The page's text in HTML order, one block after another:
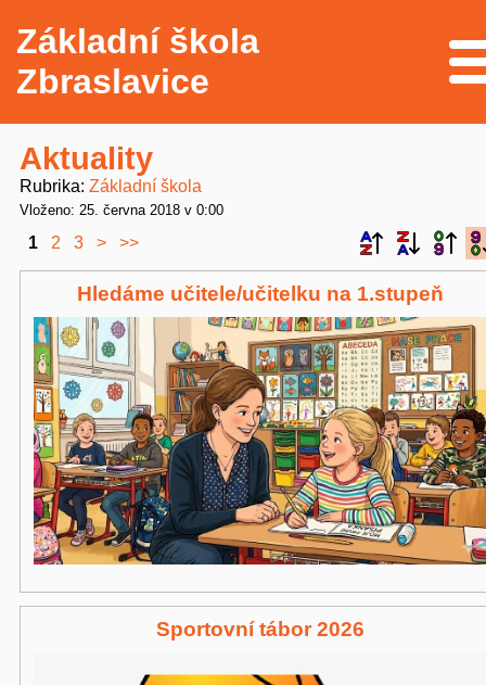
Základní škola
Zbraslavice
Aktuality
Rubrika Základní škola
Vloženo: 25. června 2018 v 0:00
1 2 3 > >>
Hledáme učitele/učitelku na 1.stupeň
Sportovní tábor 2026